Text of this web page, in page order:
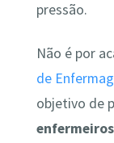
pressão.
Não é por
de
objetivo de
enfermeiros